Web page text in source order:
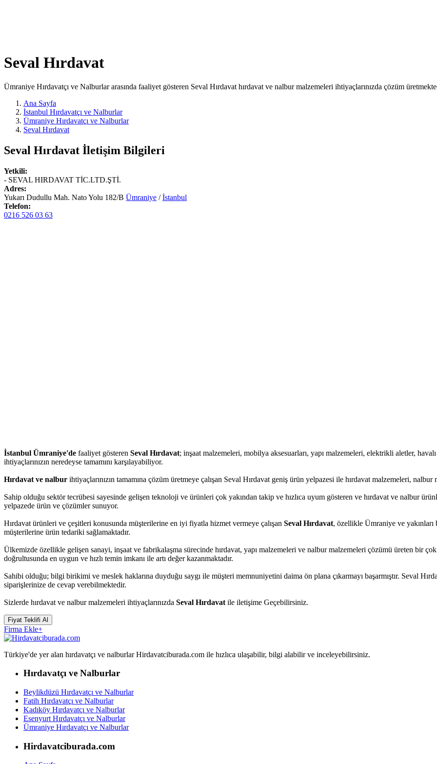
Seval Hırdavat
Ümraniye Hırdavatçı ve Nalburlar arasında faaliyet gösteren Seval Hırdavat hırdavat ve nalbur malzemeleri ihtiyaçlarınızda çözüm
Ana Sayfa
İstanbul Hırdavatçı ve Nalburlar
Ümraniye Hırdavatçı ve Nalburlar
Seval Hırdavat
Seval Hırdavat İletişim Bilgileri
Yetkili:
- SEVAL HIRDAVAT TİC.LTD.ŞTİ.
Adres:
Yukarı Dudullu Mah. Nato Yolu 182/B Ümraniye /İstanbul
Telefon:
0216 526 03 63
İstanbul Ümraniye'de faaliyet gösteren Seval Hırdavat; inşaat malzemeleri, mobilya aksesuarları, yapı malzemeleri, elektrikli aletler,
ihtiyaçlarınızın neredeyse tamamını karşılayabiliyor.
Hırdavat ve nalbur ihtiyaçlarınızın tamamına çözüm üretmeye çalışan Seval Hırdavat geniş ürün yelpazesi ile hırdavat malzemeleri, nalbur
Sahip olduğu sektör tecrübesi sayesinde gelişen teknoloji ve ürünleri çok yakından takip ve hızlıca uyum gösteren ve hırdavat ve nalbur
yelpazede ürün ve çözümler sunuyor.
Hırdavat ürünleri ve çeşitleri konusunda müşterilerine en iyi fiyatla hizmet vermeye çalışan Seval Hırdavat, özellikle Ümraniye ve
müşterilerine ürün tedariki sağlamaktadır.
Ülkemizde özellikle gelişen sanayi, inşaat ve fabrikalaşma sürecinde hırdavat, yapı malzemeleri ve nalbur malzemeleri çözümü üreten bir
doğrultusunda en uygun ve hızlı temin imkanı ile artı değer kazanmaktadır.
Sahibi olduğu; bilgi birikimi ve meslek haklarına duyduğu saygı ile müşteri memnuniyetini daima ön plana çıkarmayı başarmıştır. Seval
siparişlerinize de cevap verebilmektedir.
Sizlerde hırdavat ve nalbur malzemeleri ihtiyaçlarınızda Seval Hırdavat ile iletişime Geçebilirsiniz.
Fiyat Teklifi Al
Firma Ekle+
Türkiye'de yer alan hırdavatçı ve nalburlar Hirdavatciburada.com ile hızlıca ulaşabilir, bilgi alabilir ve inceleyebilirsiniz.
Hırdavatçı ve Nalburlar
Beylikdüzü Hırdavatçı ve Nalburlar
Fatih Hırdavatçı ve Nalburlar
Kadıköy Hırdavatçı ve Nalburlar
Esenyurt Hırdavatçı ve Nalburlar
Ümraniye Hırdavatçı ve Nalburlar
Hirdavatciburada.com